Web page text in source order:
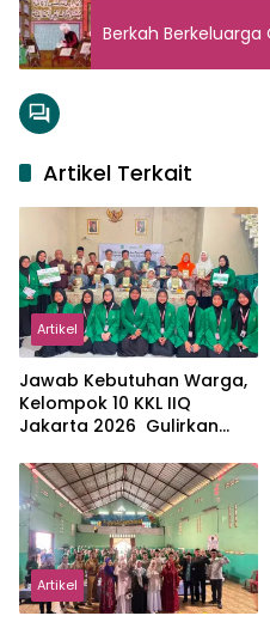
Berkah Berkeluarga
Artikel Terkait
Artikel
Jawab Kebutuhan Warga,
Kelompok 10 KKL IIQ
Jakarta 2026 Gulirkan
Sukamanah
Artikel